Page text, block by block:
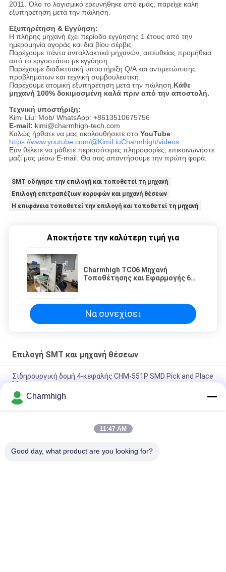
2011. Όλο το λογισμικό ερευνήθηκε από εμάς, παρείχε καλή
εξυπηρέτηση μετά την πώληση.
Εξυπηρέτηση & Εγγύηση:
Η πλήρης μηχανή έχει περίοδο εγγύησης 1 έτους από την
ημερομηνία αγοράς και δια βίου σέρβις.
Παρέχουμε πάντα ανταλλακτικά μηχανών, απευθείας προμήθεια
από το εργοστάσιο με εγγύηση.
Παρέχουμε διαδικτυακή υποστήριξη Q/A και αντιμετώπισης
προβλημάτων και τεχνική συμβουλευτική.
Παρέχουμε ατομική εξυπηρέτηση μετά την πώληση. Κάθε
μηχανή 100% δοκιμασμένη καλά πριν από την αποστολή.
Τεχνική υποστήριξη:
Kimi Liu: Mob/ WhatsApp: +8613510675756
E-mail: kimi@charmhigh-tech.com
Καλώς ήρθατε να μας ακολουθήσετε στο YouTube:
https://www.youtube.com/@KimiLiuCharmhigh/videos
Εάν θέλετε να μάθετε περισσότερες πληροφορίες, επικοινωνήστε
μαζί μας μέσω E-mail. Θα σας απαντήσουμε την πρώτη φορά.
SMT οδήγησε την επιλογή και τοποθετεί τη μηχανή
Επιλογή επιτραπέζιων κορυφών και μηχανή θέσεων
Η επιφάνεια τοποθετεί την επιλογή και τοποθετεί τη μηχανή
Αποκτήστε την καλύτερη τιμή για
Charmhigh TC06 Μηχανή
Τοποθέτησης και Εφαρμογής 6
Να συνεχίσει
Επιλογή SMT και μηχανή θέσεων
Σιδηρουργική δομή 4-κεφαλής CHM-551P SMD Pick and Place
Machine
Στενό σχεδιασμό υψηλής ακρίβειας TC06 SMT pick and place
machine 6 κεφάλια στήριξη 01005
Η Charmhigh TM08 PCBA Manufacturing SMT Chip Mounter
Charmhigh
11:47 AM
Good day, what product are you looking for?